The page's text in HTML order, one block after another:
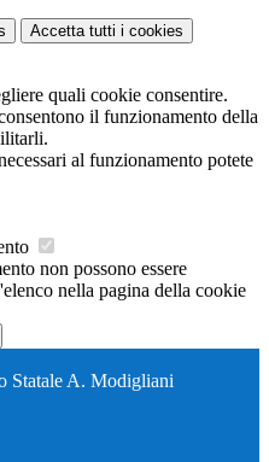
Accetta tutti i cookies
quali cookie consentire.
il funzionamento della
al funzionamento potete
non possono essere
nella pagina della cookie
Statale A. Modigliani